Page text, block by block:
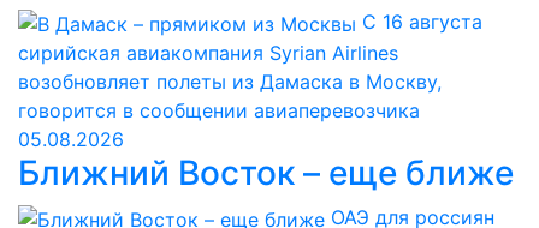
С 16 августа
сирийская авиакомпания Syrian Airlines
возобновляет полеты из Дамаска в Москву,
говорится в сообщении авиаперевозчика
05.08.2026
Ближний Восток – еще ближе
ОАЭ для россиян